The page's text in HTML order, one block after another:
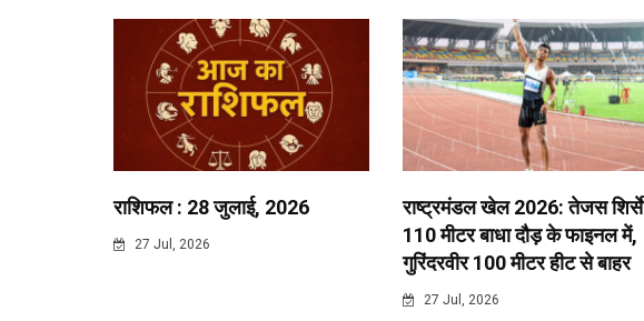
राशिफल : 28 जुलाई, 2026
27 Jul, 2026
राष्ट्रमंडल खेल 2026: तेजस शिर्से
110 मीटर बाधा दौड़ के फाइनल में,
गुरिंदरवीर 100 मीटर हीट से बाहर
27 Jul, 2026